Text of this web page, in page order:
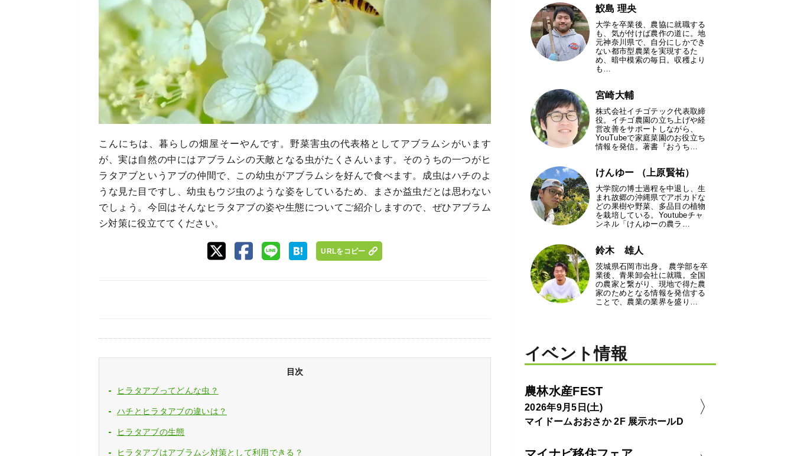
こんにちは、暮らしの畑屋そーやんです。野菜害虫の代表格としてアブラムシがいます
が、実は自然の中にはアブラムシの天敵となる虫がたくさんいます。そのうちの一つがヒ
ラタアブというアブの仲間で、この幼虫がアブラムシを好んで食べます。成虫はハチのよ
うな見た目ですし、幼虫もウジ虫のような姿をしているため、まさか益虫だとは思わない
でしょう。今回はそんなヒラタアブの姿や生態についてご紹介しますので、ぜひアブラム
シ対策に役立ててください。
URLをコピー
目次
ヒラタアブってどんな虫？
ハチとヒラタアブの違いは？
ヒラタアブの生態
ヒラタアブはアブラムシ対策として利用できる？
鮫島 理央
大学を卒業後、農協に就職する
も、気が付けば農作の道に。地
元神奈川県で、自分にしかでき
ない都市型農業を実現するた
め、暗中模索の毎日。収穫より
も…
宮崎大輔
株式会社イチゴテック代表取締
役。イチゴ農園の立ち上げや経
営改善をサポートしながら、
YouTubeで家庭菜園のお役立ち
情報を発信。著書『おうち…
けんゆー （上原賢祐）
大学院の博士過程を中退し、生
まれ故郷の沖縄県でアボカドな
どの果樹や野菜、多品目の植物
を栽培している。Youtubeチャ
ンネル「けんゆーの農ラ…
鈴木 雄人
茨城県石岡市出身。 農学部を卒
業後、青果卸会社に就職。全国
の農家と繋がり、現地で得た農
家のためとなる情報を発信する
ことで、農業の業界を盛り…
イベント情報
農林水産FEST
2026年9月5日(土)
マイドームおおさか 2F 展示ホールD